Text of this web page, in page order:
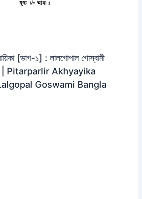
[ভাগ-১] : লালগোপাল গোস্বামী
| Pitarparlir Akhyayika
Goswami Bangla